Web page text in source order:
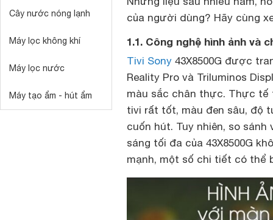
Cây nước nóng lạnh
Máy lọc không khí
Máy lọc nước
Máy tạo ẩm - hút ẩm
của người dùng? Hãy cùng
1.1. Công nghệ hình ảnh và
Tivi Sony 43X8500G được
Reality Pro và Triluminos
màu sắc chân thực. Thực tế
tivi rất tốt, màu đen sâu, độ
cuốn hút. Tuy nhiên, so
sáng tối đa của 43X8500G
mạnh, một số chi tiết có thể